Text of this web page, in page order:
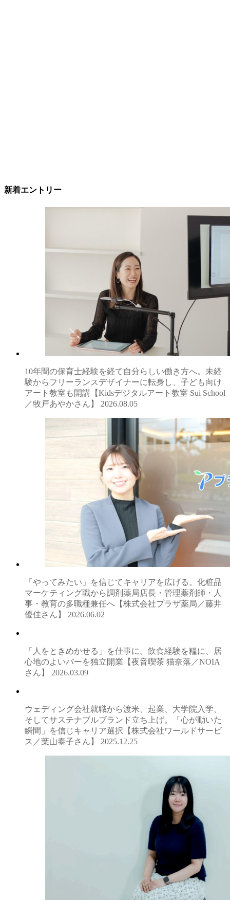
新着エントリー
10年間の保育士経験を経て自分らしい働き方へ。未経
験からフリーランスデザイナーに転身し、子ども向け
アート教室も開講【Kidsデジタルアート教室 Sui School
／牧戸あやかさん】 2026.08.05
「やってみたい」を信じてキャリアを広げる。化粧品
マーケティング職から調剤薬局店長・管理薬剤師・人
事・教育の多職種兼任へ【株式会社プラザ薬局／藤井
優佳さん】 2026.06.02
「人をときめかせる」を仕事に。飲食経験を糧に、居
心地のよいバーを独立開業【夜音喫茶 猫奈落／NOIA
さん】 2026.03.09
ウェディング会社就職から渡米、起業、大学院入学、
そしてサステナブルブランド立ち上げ。「心が動いた
瞬間」を信じキャリア選択【株式会社ワールドサービ
ス／葉山泰子さん】 2025.12.25